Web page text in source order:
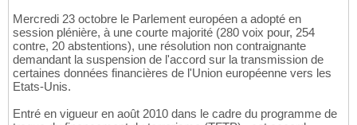
Mercredi 23 octobre le Parlement européen a adopté en
session plénière, à une courte majorité (280 voix pour, 254
contre, 20 abstentions), une résolution non contraignante
demandant la suspension de l'accord sur la transmission de
certaines données financières de l'Union européenne vers les
Etats-Unis.
Entré en vigueur en août 2010 dans le cadre du programme de